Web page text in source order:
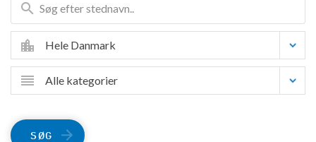
Hele Danmark
Alle kategorier
SØG